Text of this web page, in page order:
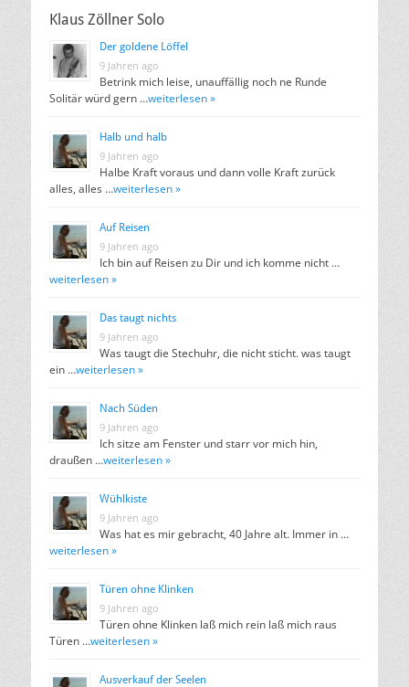
Klaus Zöllner Solo
Der goldene Löffel
9 Jahren ago
Betrink mich leise, unauffällig noch ne Runde
Solitär würd gern …weiterlesen »
Halb und halb
9 Jahren ago
Halbe Kraft voraus und dann volle Kraft zurück
alles, alles …weiterlesen »
Auf Reisen
9 Jahren ago
Ich bin auf Reisen zu Dir und ich komme nicht …
weiterlesen »
Das taugt nichts
9 Jahren ago
Was taugt die Stechuhr, die nicht sticht. was taugt
ein …weiterlesen »
Nach Süden
9 Jahren ago
Ich sitze am Fenster und starr vor mich hin,
draußen …weiterlesen »
Wühlkiste
9 Jahren ago
Was hat es mir gebracht, 40 Jahre alt. Immer in …
weiterlesen »
Türen ohne Klinken
9 Jahren ago
Türen ohne Klinken laß mich rein laß mich raus
Türen …weiterlesen »
Ausverkauf der Seelen